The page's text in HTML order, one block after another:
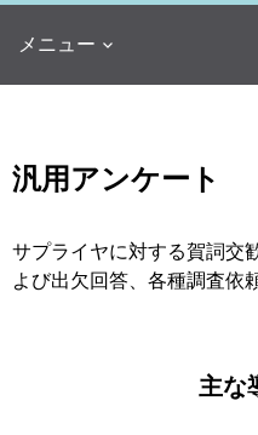
メニュー
汎用アンケート
サプライヤに対する賀詞交
よび出欠回答、各種調査依
主な